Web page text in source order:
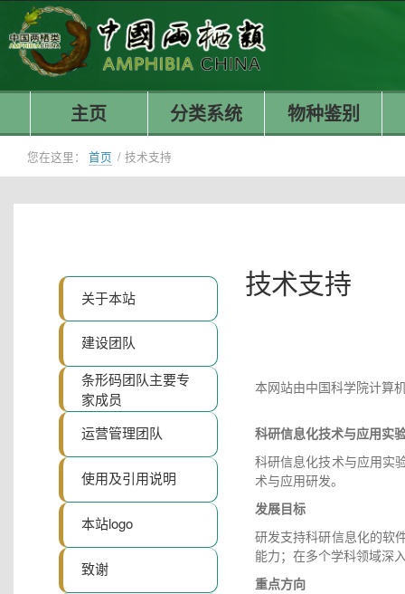
主页 分类系统 物种鉴别
您在这里： 首页 / 技术支持
关于本站
建设团队
条形码团队主要专
家成员
运营管理团队
使用及引用说明
本站logo
致谢
技术支持
本网站由中国科学院计算
科研信息化技术与应用实
科研信息化技术与应用实
术与应用研发。
发展目标
研发支持科研信息化的软
能力；在多个学科领域深
重点方向